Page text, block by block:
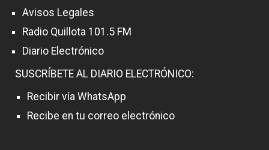
Avisos Legales
Radio Quillota 101.5 FM
Diario Electrónico
SUSCRÍBETE AL DIARIO ELECTRÓNICO:
Recibir vía WhatsApp
Recibe en tu correo electrónico